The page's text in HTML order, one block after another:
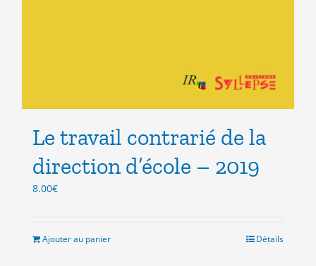
Le travail contrarié de la
direction d’école – 2019
8.00€
Ajouter au panier Détails